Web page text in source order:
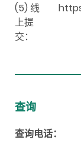
(5) 线
上提
交：
查询
查询电话：